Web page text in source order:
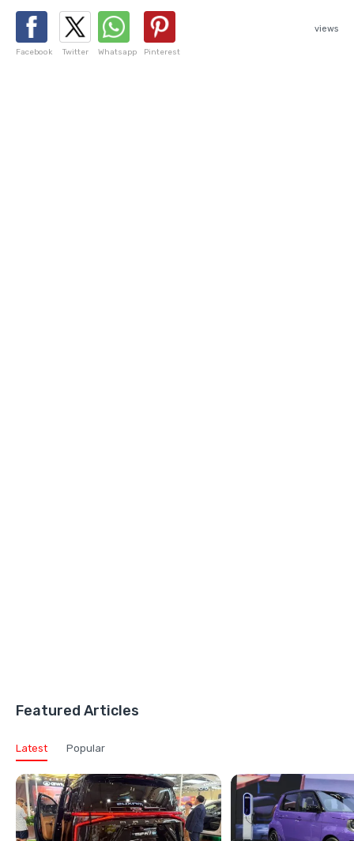
Facebook Twitter Whatsapp Pinterest
views
Featured Articles
Latest Popular